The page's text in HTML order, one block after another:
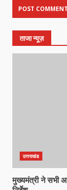
ताजा न्यूज़
उत्तराखंड
मुख्यमंत्री ने सभी